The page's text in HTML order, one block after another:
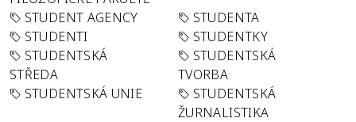
STUDENT AGENCY
STUDENTA
STUDENTI
STUDENTKY
STUDENTSKÁ
STŘEDA
STUDENTSKÁ
TVORBA
STUDENTSKÁ UNIE
STUDENTSKÁ
ŽURNALISTIKA